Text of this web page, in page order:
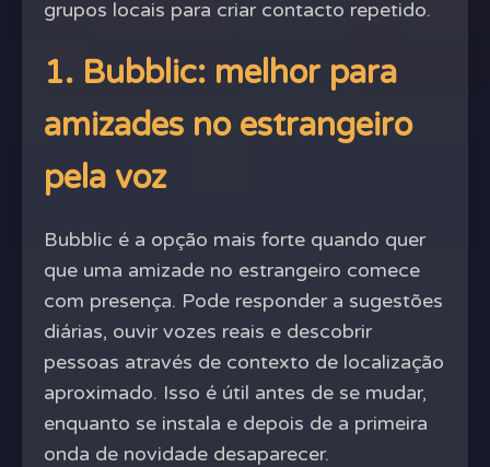
grupos locais para criar contacto repetido.
1. Bubblic: melhor para
amizades no estrangeiro
pela voz
Bubblic é a opção mais forte quando quer
que uma amizade no estrangeiro comece
com presença. Pode responder a sugestões
diárias, ouvir vozes reais e descobrir
pessoas através de contexto de localização
aproximado. Isso é útil antes de se mudar,
enquanto se instala e depois de a primeira
onda de novidade desaparecer.